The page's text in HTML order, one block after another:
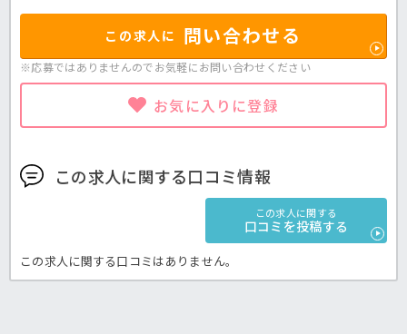
この求人に 問い合わせる
※応募ではありませんのでお気軽にお問い合わせください
お気に入りに登録
この求人に関する口コミ情報
この求人に関する
口コミを投稿する
この求人に関する口コミはありません。